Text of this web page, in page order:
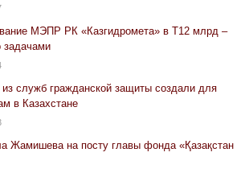
МЭПР РК «Казгидромета» в Т12 млрд –
задачами
из служб гражданской защиты создали для
в Казахстане
Жамишева на посту главы фонда «Қазақстан